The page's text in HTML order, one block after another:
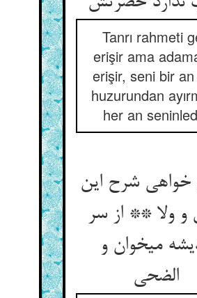
Tanrı rahmeti
erişir ama
erişir, seni bir
huzurundan
her an
خواهی شرح این
ولا ** از سر
می‏خوان و
الضحی‏